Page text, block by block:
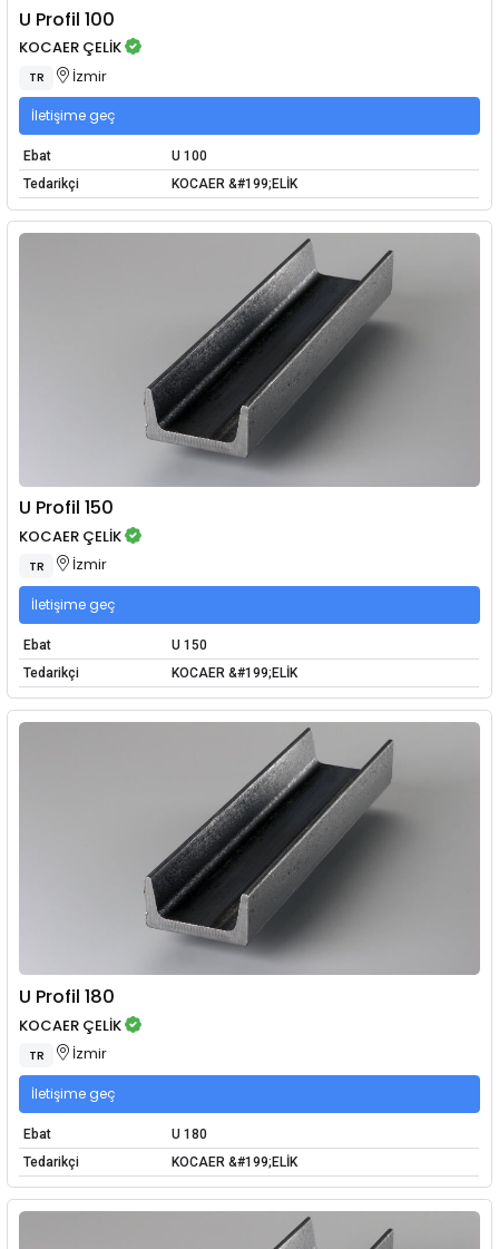
U Profil 100
KOCAER ÇELİK
TR İzmir
İletişime geç
Ebat
U 100
Tedarikçi
KOCAER &#199;ELİK
U Profil 150
KOCAER ÇELİK
TR İzmir
İletişime geç
Ebat
U 150
Tedarikçi
KOCAER &#199;ELİK
U Profil 180
KOCAER ÇELİK
TR İzmir
İletişime geç
Ebat
U 180
Tedarikçi
KOCAER &#199;ELİK